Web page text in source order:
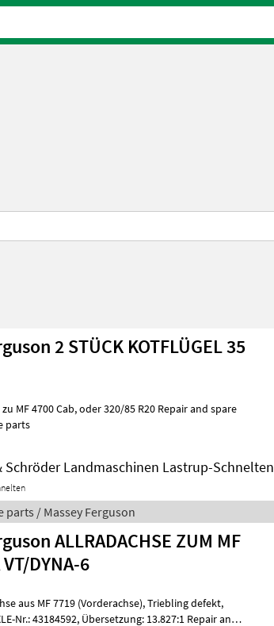
2 STÜCK KOTFLÜGEL 35
320/85 R20 Repair and spare
parts
Schröder Landmaschinen Lastrup-Schnelten
parts / Massey Ferguson
ALLRADACHSE ZUM MF
DYNA-6
MF 7719 (Vorderachse), Triebling defekt,